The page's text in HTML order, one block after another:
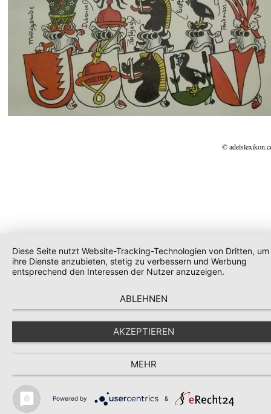
©
Diese Seite nutzt Website-Tracking-Technologien von Dritten, um
ihre Dienste anzubieten, stetig zu verbessern und Werbung
entsprechend den Interessen der Nutzer anzuzeigen.
ABLEHNEN
AKZEPTIEREN
MEHR
Powered by &